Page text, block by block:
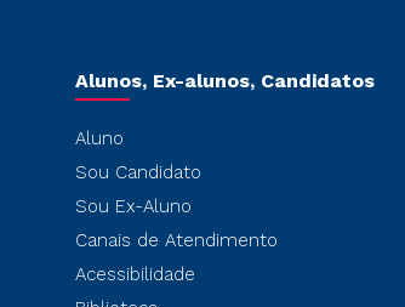
Alunos, Ex-alunos, Candidatos
Aluno
Sou Candidato
Sou Ex-Aluno
Canais de Atendimento
Acessibilidade